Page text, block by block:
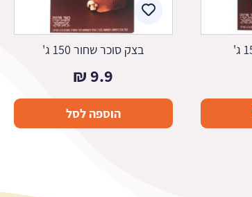
בצק סוכר שחור 150 ג'
9.9
₪
הוספה לסל